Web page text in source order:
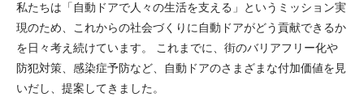
ENTRY
私たちは「自動ドアで人々の生活を支える」というミッション実
現のため、これからの社会づくりに自動ドアがどう貢献できるか
を日々考え続けています。 これまでに、街のバリアフリー化や
防犯対策、感染症予防など、自動ドアのさまざまな付加価値を見
いだし、提案してきました。